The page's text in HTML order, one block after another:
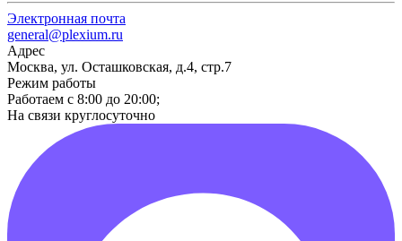
Электронная почта
general@plexium.ru
Адрес
Москва, ул. Осташковская, д.4, стр.7
Режим работы
Работаем с 8:00 до 20:00;
На связи круглосуточно